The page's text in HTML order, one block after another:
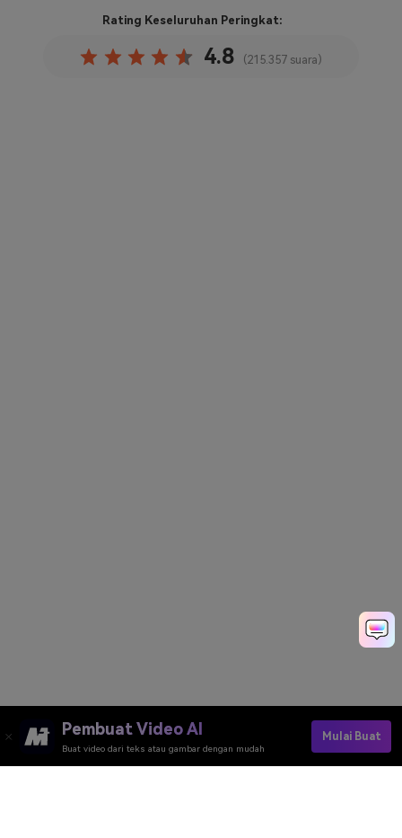
Rating Keseluruhan Peringkat:
4.8 (215.357 suara)
Pembuat Video AI
Buat video dari teks atau gambar dengan mudah
Mulai Buat